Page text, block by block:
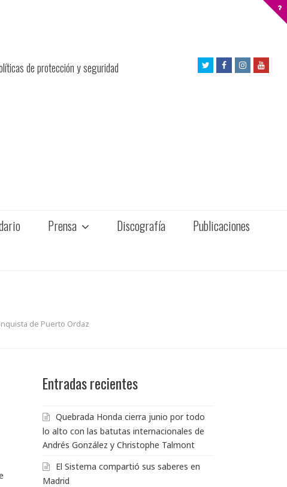
de protección y seguridad
TwitterFacebookInstagram
Prensa Discografía Publicaciones
de Puerto Ordaz
Entradas recientes
Quebrada Honda cierra junio por todo
lo alto con las batutas internacionales de
Andrés González y Christophe Talmont
El Sistema compartió sus saberes en
Madrid